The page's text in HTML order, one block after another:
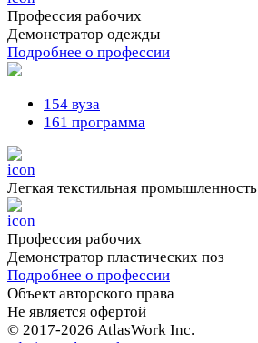
Профессия рабочих
Демонстратор одежды
Подробнее о профессии
154 вуза
161 программа
Легкая текстильная промышленность
Профессия рабочих
Демонстратор пластических поз
Подробнее о профессии
Объект авторского права
Не является офертой
© 2017-2026 AtlasWork Inc.